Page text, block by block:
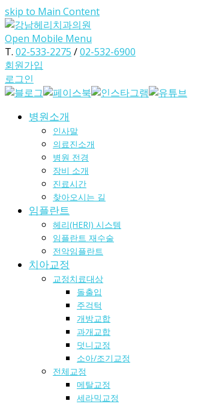
skip to Main Content
Open Mobile Menu
T. 02-533-2275 /02-532-6900
회원가입
로그인
병원소개
인사말
의료진소개
병원 전경
장비 소개
진료시간
찾아오시는 길
임플란트
헤리(HERI) 시스템
임플란트 재수술
전악임플란트
치아교정
교정치료대상
돌출입
주걱턱
개방교합
과개교합
덧니교정
소아/조기교정
전체교정
메탈교정
세라믹교정